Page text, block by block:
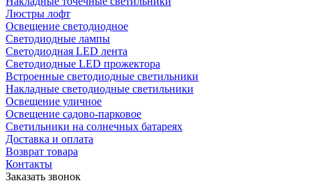
Люстры лофт
Освещение светодиодное
Светодиодные лампы
Светодиодная LED лента
Светодиодные LED прожектора
Встроенные светодиодные светильники
Накладные светодиодные светильники
Освещение уличное
Освещение садово-парковое
Светильники на солнечных батареях
Доставка и оплата
Возврат товара
Контакты
Заказать звонок